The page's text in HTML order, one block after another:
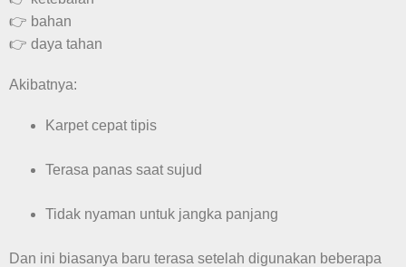
👉 bahan
👉 daya tahan
Akibatnya:
Karpet cepat tipis
Terasa panas saat sujud
Tidak nyaman untuk jangka panjang
Dan ini biasanya baru terasa setelah digunakan beberapa